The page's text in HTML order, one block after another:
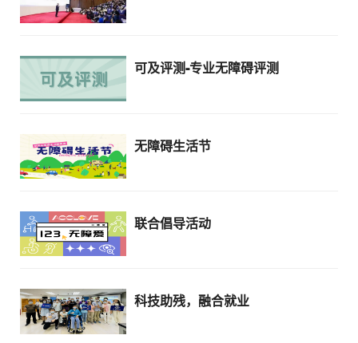
可及评测-专业无障碍评测
无障碍生活节
联合倡导活动
科技助残，融合就业